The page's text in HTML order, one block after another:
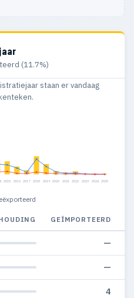
(11.7%)
staan er vandaag
2015 2016 2017 2018 2019 2020 2021 2022 2023 2024 2025
GEÏMPORTEERD
—
—
4